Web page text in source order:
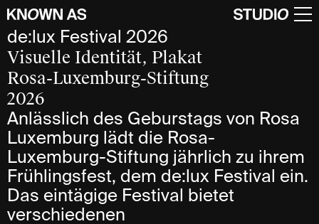
de:lux Festival 2026
Visuelle Identität, Plakat
Rosa-Luxemburg-Stiftung
2026
Anlässlich des Geburstags von Rosa
Luxemburg lädt die Rosa-
Luxemburg-Stiftung jährlich zu ihrem
Frühlingsfest, dem de:lux Festival ein.
Das eintägige Festival bietet
verschiedenen